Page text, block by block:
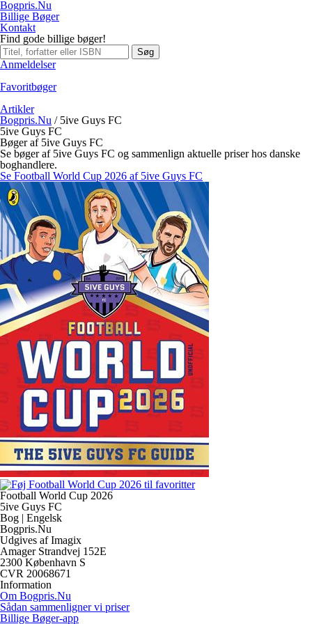
Bogpris.Nu
Billige Bøger
Kontakt
Find gode billige bøger!
Søg
Anmeldelser
Favoritbøger
Artikler
Bogpris.Nu / 5ive Guys FC
5ive Guys FC
Bøger af 5ive Guys FC
Se bøger af 5ive Guys FC og sammenlign aktuelle priser hos danske
boghandlere.
Se Football World Cup 2026 af 5ive Guys FC
Football World Cup 2026
5ive Guys FC
Bog | Engelsk
Bogpris.Nu
Udgives af Imagix
Amager Strandvej 152E
2300 København S
CVR 20068671
Information
Om Bogpris.Nu
Sådan sammenligner vi priser
Billige Bøger-app